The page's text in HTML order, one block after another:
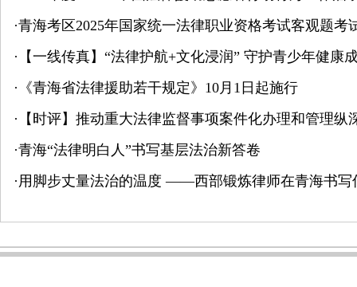
·青海考区2025年国家统一法律职业资格考试客观题考
· 【一线传真】“法律护航+文化浸润” 守护青少年健康
· 《青海省法律援助若干规定》10月1日起施行
· 【时评】推动重大法律监督事项案件化办理和管理纵
·青海“法律明白人”书写基层法治新答卷
·用脚步丈量法治的温度 ——西部锻炼律师在青海书写